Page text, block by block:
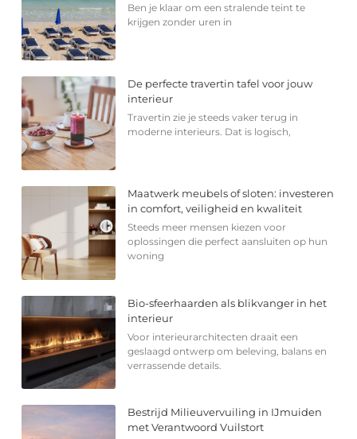
Ben je klaar om een stralende teint te
krijgen zonder uren in
De perfecte travertin tafel voor jouw
interieur
Travertin zie je steeds vaker terug in
moderne interieurs. Dat is logisch,
Maatwerk meubels of sloten: investeren
in comfort, veiligheid en kwaliteit
Steeds meer mensen kiezen voor
oplossingen die perfect aansluiten op hun
woning
Bio-sfeerhaarden als blikvanger in het
interieur
Voor interieurarchitecten draait een
geslaagd ontwerp om beleving, balans en
verrassende details.
Bestrijd Milieuvervuiling in IJmuiden
met Verantwoord Vuilstort